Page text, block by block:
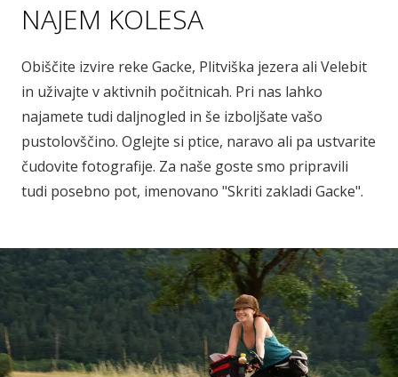
NAJEM KOLESA
Obiščite izvire reke Gacke, Plitviška jezera ali Velebit
in uživajte v aktivnih počitnicah. Pri nas lahko
najamete tudi daljnogled in še izboljšate vašo
pustolovščino. Oglejte si ptice, naravo ali pa ustvarite
čudovite fotografije. Za naše goste smo pripravili
tudi posebno pot, imenovano "Skriti zakladi Gacke".